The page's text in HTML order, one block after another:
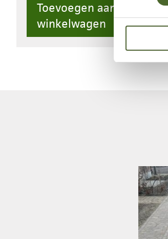
Toevoegen aan
winkelwagen